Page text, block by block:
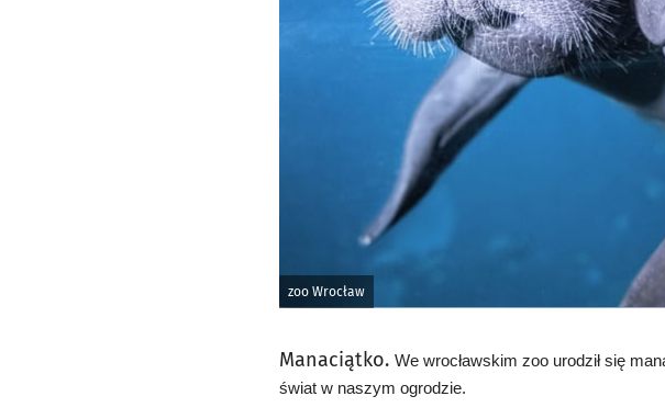
zoo Wrocław
Manaciątko. We wrocławskim zoo urodził się
świat w naszym ogrodzie.